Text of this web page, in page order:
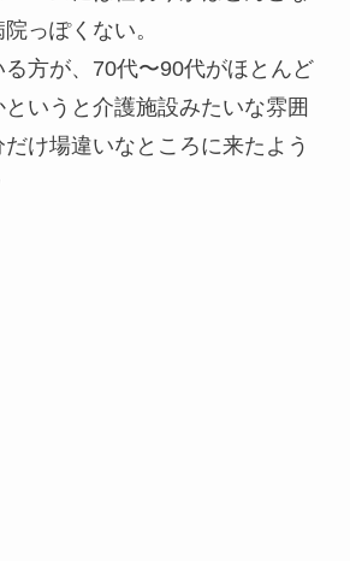
っぽくない。
方が、70代〜90代がほとんど
いうと介護施設みたいな雰囲
け場違いなところに来たよう